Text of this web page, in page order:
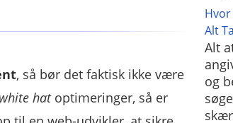
, så bør det faktisk ikke være
white hatoptimeringer, så er
Alt
Alt
og